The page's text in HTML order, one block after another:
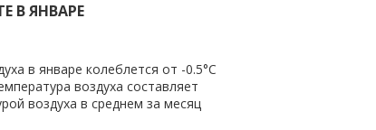
В ЯНВАРЕ
в январе колеблется от -0.5°C
воздуха составляет
воздуха в среднем за месяц